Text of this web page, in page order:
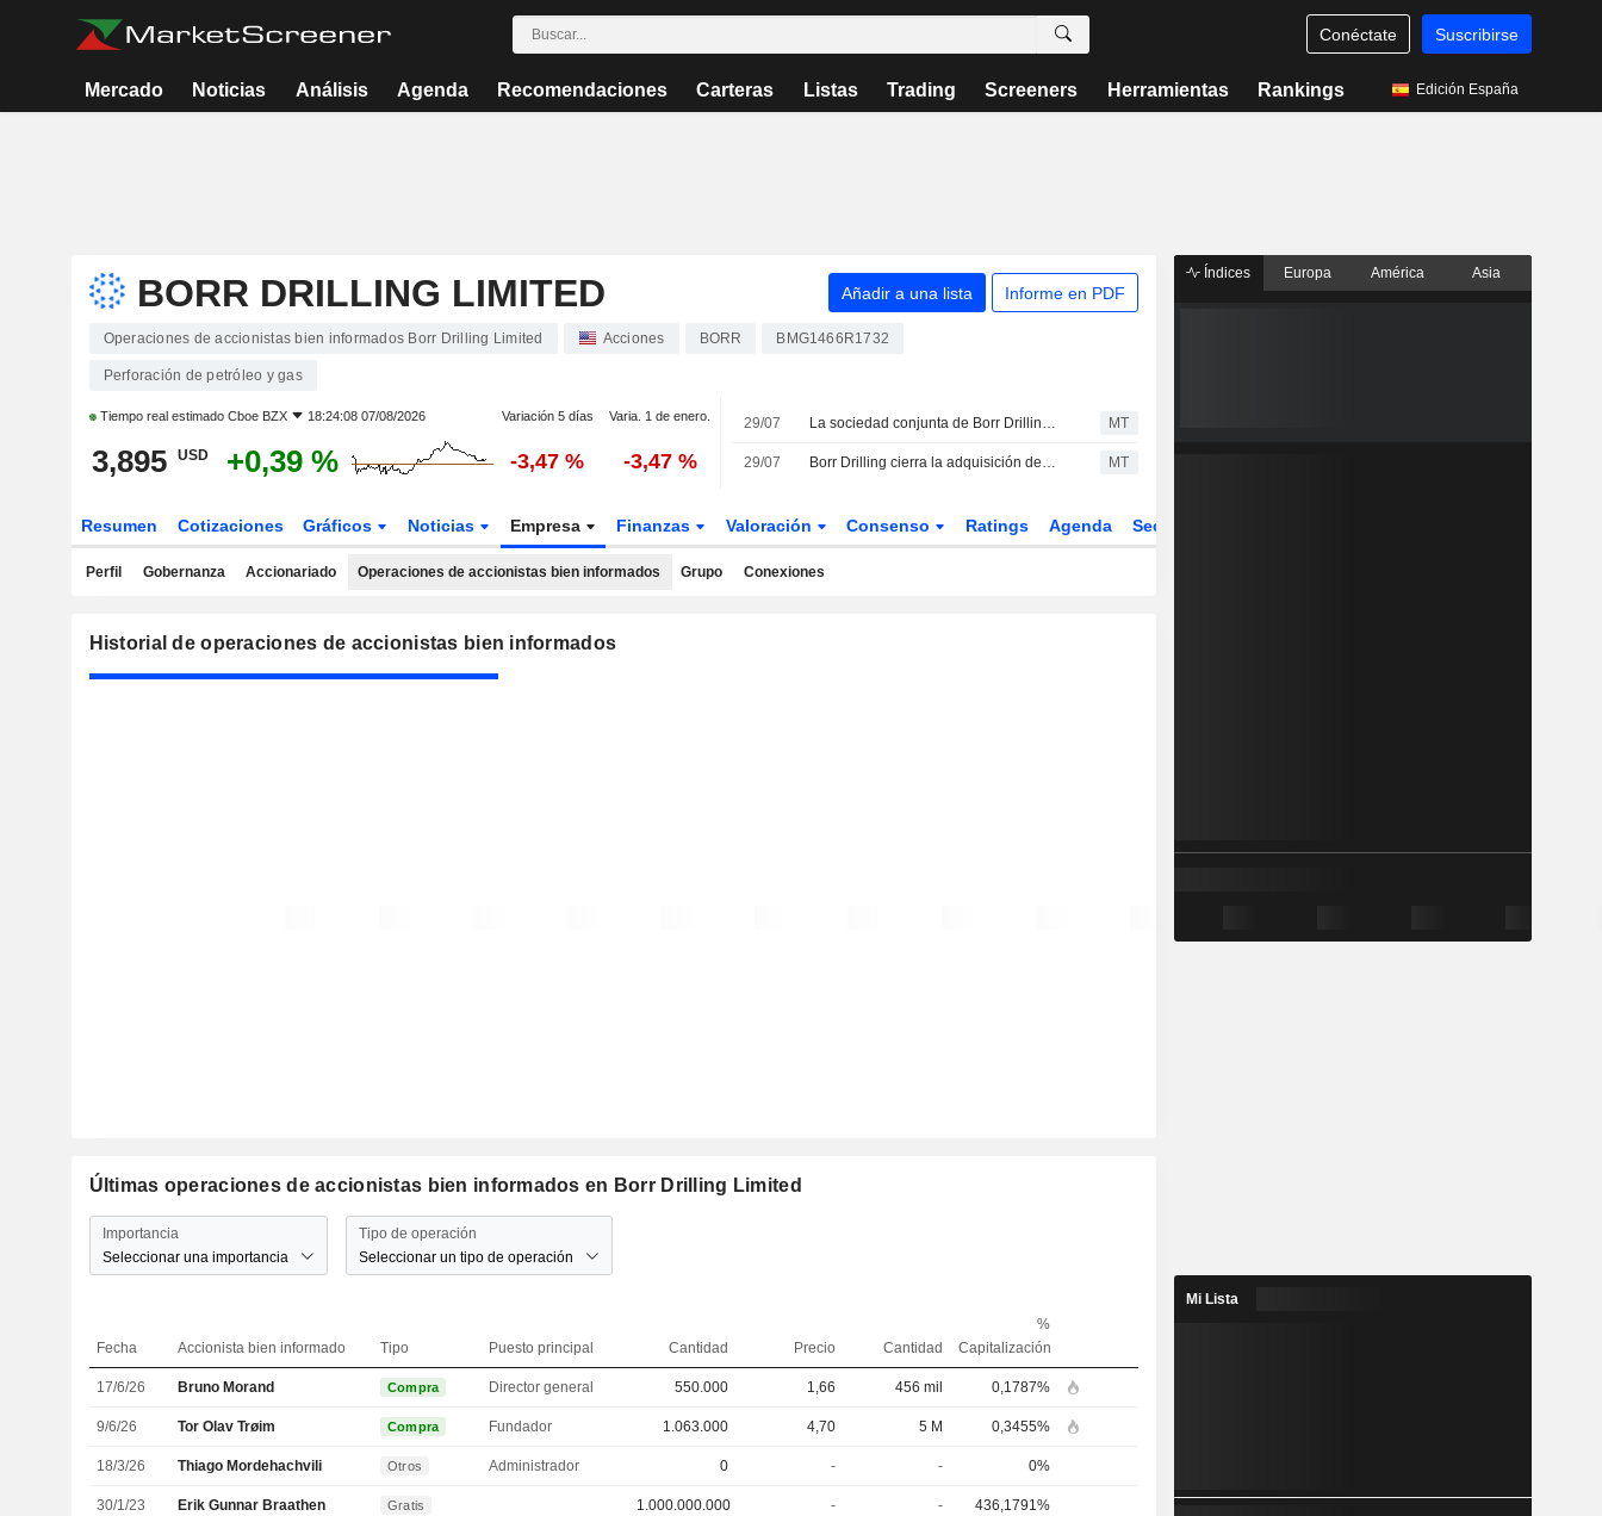
Conéctate Suscribirse
Mercado Noticias Análisis Agenda Recomendaciones Carteras Listas Trading Screeners Herramientas Rankings Edición España
BORR DRILLING LIMITED Añadir a una lista Informe en PDF
Operaciones de accionistas bien informados Borr Drilling Limited Acciones BORR BMG1466R1732
Perforación de petróleo y gas
Tiempo real estimado Cboe BZX 18:24:08 07/08/2026 Variación 5 días Varia. 1 de enero.
3,895 USD +0,39 % -3,47 % -3,47 %
29/07 La sociedad conjunta de Borr Drilling completa la adquisición de cinco plataformas en México por 287 millones USD MT
29/07 Borr Drilling cierra la adquisición de cinco plataformas de perforación por 287 millones USD MT
Resumen Cotizaciones Gráficos Noticias Empresa Finanzas Valoración Consenso Ratings Agenda Sector
Perfil Gobernanza Accionariado Operaciones de accionistas bien informados Grupo Conexiones
Historial de operaciones de accionistas bien informados
Últimas operaciones de accionistas bien informados en Borr Drilling Limited
Importancia
Seleccionar una importancia
Tipo de operación
Seleccionar un tipo de operación
Fecha Accionista bien informado Tipo Puesto principal Cantidad Precio Cantidad
%
Capitalización
17/6/26 Bruno Morand Compra Director general 550.000 1,66 456 mil 0,1787%
9/6/26 Tor Olav Trøim Compra Fundador 1.063.000 4,70 5 M 0,3455%
18/3/26 Thiago Mordehachvili Otros Administrador 0 - - 0%
30/1/23 Erik Gunnar Braathen Gratis 1.000.000.000 - - 436,1791%
Índices Europa América Asia
Mi Lista